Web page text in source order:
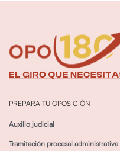
PREPARA TU OPOSICIÓN
Auxilio judicial
Tramitación procesal administrativa